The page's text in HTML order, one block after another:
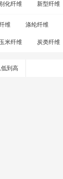
化纤维 新型纤维
维 涤纶纤维
玉米纤维 炭类纤维
到高